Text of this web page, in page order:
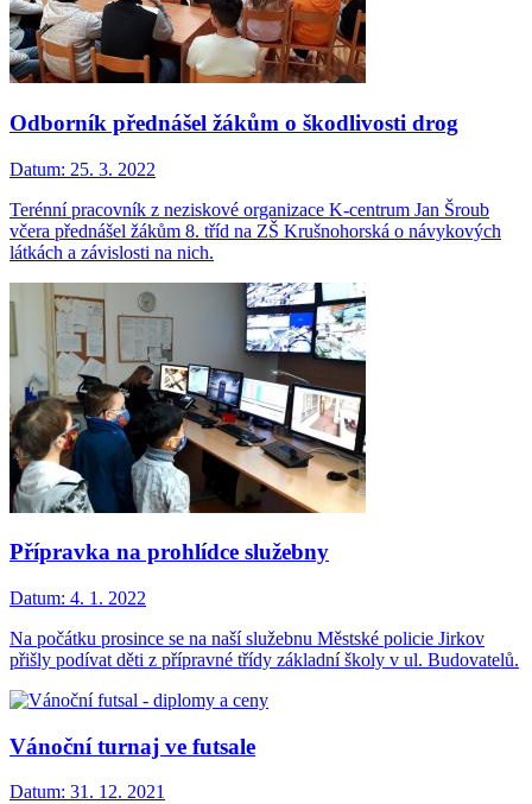
Odborník přednášel žákům o škodlivosti drog
Datum: 25. 3. 2022
Terénní pracovník z neziskové organizace K-centrum Jan Šroub
včera přednášel žákům 8. tříd na ZŠ Krušnohorská o návykových
látkách a závislosti na nich.
Přípravka na prohlídce služebny
Datum: 4. 1. 2022
Na počátku prosince se na naší služebnu Městské policie Jirkov
přišly podívat děti z přípravné třídy základní školy v ul. Budovatelů.
Vánoční turnaj ve futsale
Datum: 31. 12. 2021